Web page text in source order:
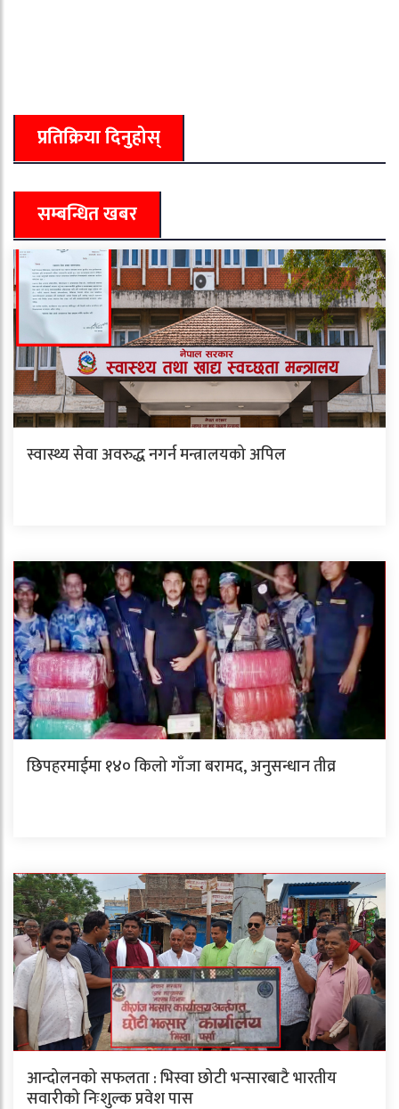
प्रतिक्रिया दिनुहोस्
सम्बन्धित खबर
स्वास्थ्य सेवा अवरुद्ध नगर्न मन्त्रालयको अपिल
छिपहरमाईमा १४० किलो गाँजा बरामद, अनुसन्धान तीव्र
आन्दोलनको सफलता : भिस्वा छोटी भन्सारबाटै भारतीय
सवारीको निःशुल्क प्रवेश पास